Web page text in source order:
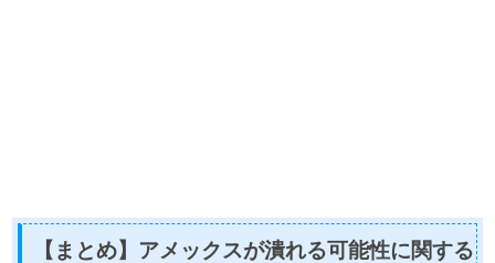
【まとめ】アメックスが潰れる可能性に関する